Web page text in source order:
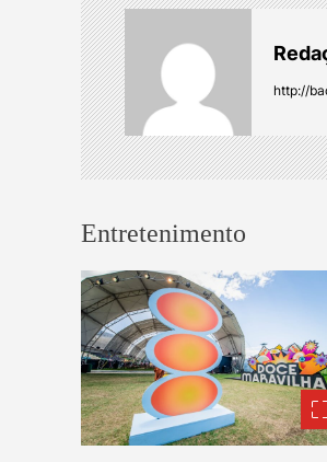
a
v
i
g
a
t
i
o
n
http://
Entretenimento